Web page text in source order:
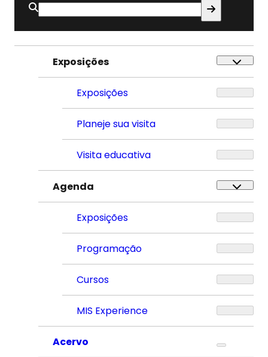
Buscar
por:
Exposições
Exposições
Planeje sua visita
Visita educativa
Agenda
Exposições
Programação
Cursos
MIS Experience
Acervo